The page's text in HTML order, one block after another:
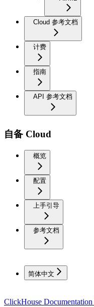
Cloud 参考文档
计费
指南
API 参考文档
自备 Cloud
概览
配置
上手引导
参考文档
简体中文
ClickHouse Documentation